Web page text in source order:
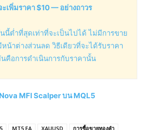
ะเพิ่มราคา $10 — อย่างถาวร
นี้ต่ำที่สุดเท่าที่จะเป็นไปได้ ไม่มีการขาย
น้าต่างส่วนลด วิธีเดียวที่จะได้รับราคา
คือการดำเนินการกับราคานั้น
MFI Scalper บน MQL5
MT5 EA XAUUSD
การซื้อขายทองคำ